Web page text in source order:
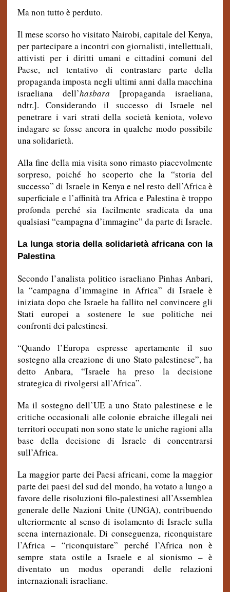
Ma non tutto è perduto.
Il mese scorso ho visitato Nairobi, capitale del Kenya,
per partecipare a incontri con giornalisti, intellettuali,
attivisti per i diritti umani e cittadini comuni del
Paese, nel tentativo di contrastare parte della
propaganda imposta negli ultimi anni dalla macchina
israeliana dell’hasbara [propaganda israeliana,
ndtr.]. Considerando il successo di Israele nel
penetrare i vari strati della società keniota, volevo
indagare se fosse ancora in qualche modo possibile
una solidarietà.
Alla fine della mia visita sono rimasto piacevolmente
sorpreso, poiché ho scoperto che la “storia del
successo” di Israele in Kenya e nel resto dell’Africa è
superficiale e l’affinità tra Africa e Palestina è troppo
profonda perché sia facilmente sradicata da una
qualsiasi “campagna d’immagine” da parte di Israele.
La lunga storia della solidarietà africana con la
Palestina
Secondo l’analista politico israeliano Pinhas Anbari,
la “campagna d’immagine in Africa” di Israele è
iniziata dopo che Israele ha fallito nel convincere gli
Stati europei a sostenere le sue politiche nei
confronti dei palestinesi.
“Quando l’Europa espresse apertamente il suo
sostegno alla creazione di uno Stato palestinese”, ha
detto Anbara, “Israele ha preso la decisione
strategica di rivolgersi all’Africa”.
Ma il sostegno dell’UE a uno Stato palestinese e le
critiche occasionali alle colonie ebraiche illegali nei
territori occupati non sono state le uniche ragioni alla
base della decisione di Israele di concentrarsi
sull’Africa.
La maggior parte dei Paesi africani, come la maggior
parte dei paesi del sud del mondo, ha votato a lungo a
favore delle risoluzioni filo-palestinesi all’Assemblea
generale delle Nazioni Unite (UNGA), contribuendo
ulteriormente al senso di isolamento di Israele sulla
scena internazionale. Di conseguenza, riconquistare
l’Africa – “riconquistare” perché l’Africa non è
sempre stata ostile a Israele e al sionismo – è
diventato un modus operandi delle relazioni
internazionali israeliane.